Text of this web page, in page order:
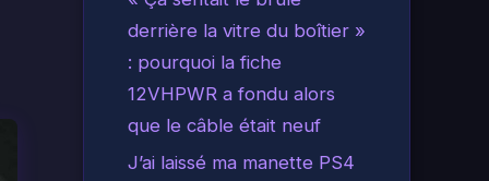
derrière la vitre du boîtier »
: pourquoi la fiche
12VHPWR a fondu alors
que le câble était neuf
J’ai laissé ma manette PS4